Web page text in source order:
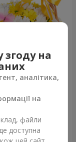
Замовити
на
аналітика,
на
файли
доступна